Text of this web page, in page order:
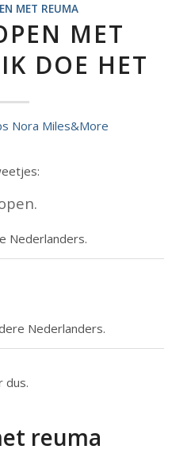
MET REUMA
MET
DOE HET
Nederlanders.
Nederlanders.
dus.
reuma